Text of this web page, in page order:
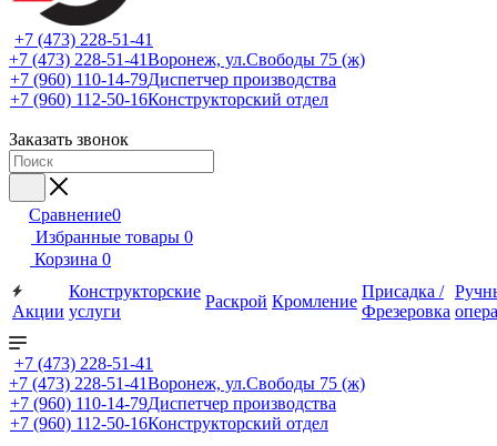
+7 (473) 228-51-41
+7 (473) 228-51-41Воронеж, ул.Свободы 75 (ж)
+7 (960) 110-14-79Диспетчер производства
+7 (960) 112-50-16Конструкторский отдел
Заказать звонок
Сравнение0
Избранные товары 0
Корзина 0
Акции
Конструкторские
услуги
Раскрой Кромление
Присадка /
Фрезеровка
+7 (473) 228-51-41
+7 (473) 228-51-41Воронеж, ул.Свободы 75 (ж)
+7 (960) 110-14-79Диспетчер производства
+7 (960) 112-50-16Конструкторский отдел